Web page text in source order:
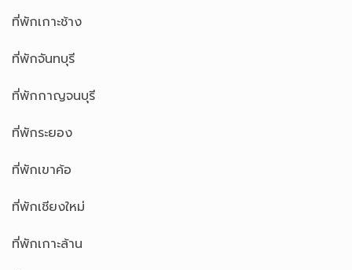
ที่พักเกาะช้าง
ที่พักจันทบุรี
ที่พักกาญจนบุรี
ที่พักระยอง
ที่พักเขาค้อ
ที่พักเชียงใหม่
ที่พักเกาะล้าน